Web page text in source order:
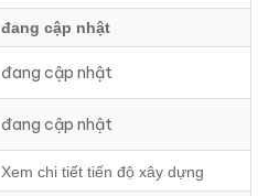
đang cập nhật
đang cập nhật
đang cập nhật
Xem chi tiết tiến độ xây dựng